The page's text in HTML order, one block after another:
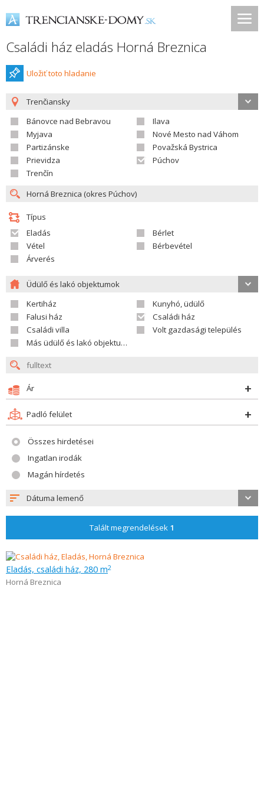
Családi ház eladás Horná Breznica
Uložiť toto hladanie
Trenčiansky
Bánovce nad Bebravou
Ilava
Myjava
Nové Mesto nad Váhom
Partizánske
Považská Bystrica
Prievidza
Púchov
Trenčín
Típus
Eladás
Bérlet
Vétel
Bérbevétel
Árverés
Üdülő és lakó objektumok
Kertiház
Kunyhó, üdülő
Falusi ház
Családi ház
Családi villa
Volt gazdasági település
Más üdülő és lakó objektumok
Ár
Padló felület
Összes hirdetései
Ingatlan irodák
Magán hírdetés
Dátuma lemenő
Talált megrendelések 1
Eladás, családi ház, 280 m2
Horná Breznica